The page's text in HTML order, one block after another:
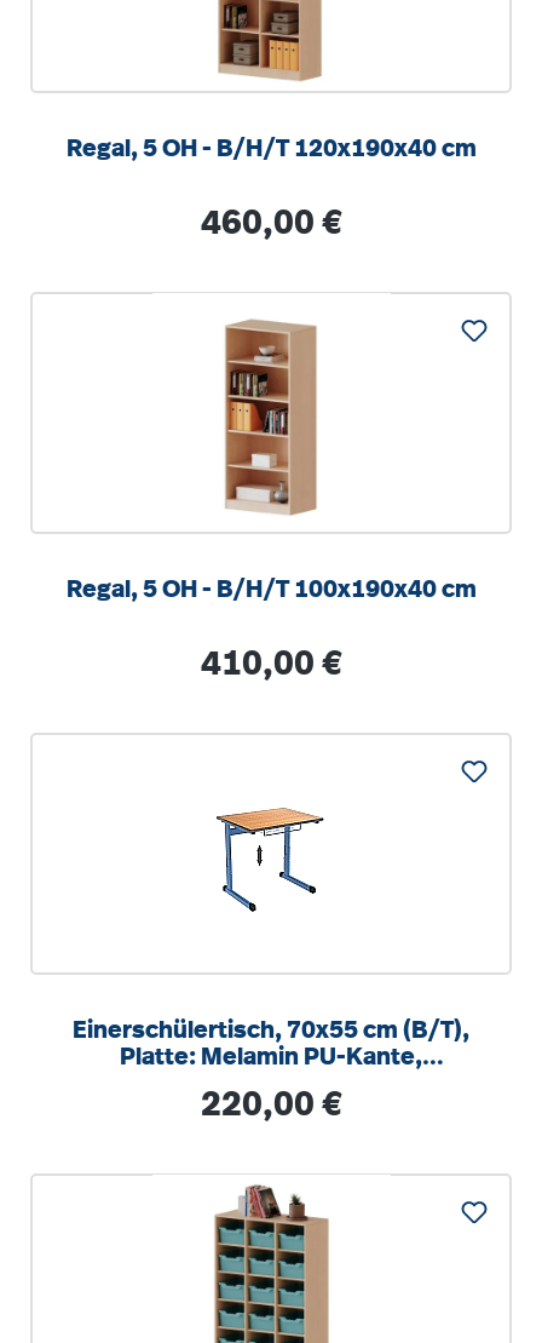
Regal, 5 OH - B/H/T 120x190x40 cm
Regulärer Preis:
460,00 €
Regal, 5 OH - B/H/T 100x190x40 cm
Regulärer Preis:
410,00 €
Einerschülertisch, 70x55 cm (B/T),
Platte: Melamin PU-Kante,
Regulärer Preis:
220,00 €